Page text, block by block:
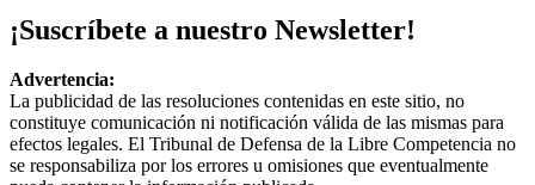
¡Suscríbete a nuestro Newsletter!
Advertencia:
La publicidad de las resoluciones contenidas en este sitio, no
constituye comunicación ni notificación válida de las mismas para
efectos legales. El Tribunal de Defensa de la Libre Competencia no
se responsabiliza por los errores u omisiones que eventualmente